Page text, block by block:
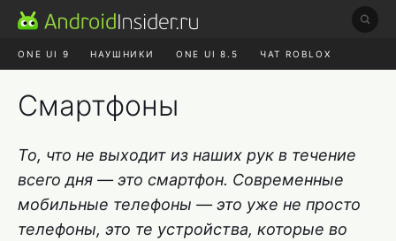
ONE UI 9 НАУШНИКИ ONE UI 8.5 ЧАТ ROBLOX
Смартфоны
То, что не выходит из наших рук в течение
всего дня — это смартфон. Современные
мобильные телефоны — это уже не просто
телефоны, это те устройства, которые во